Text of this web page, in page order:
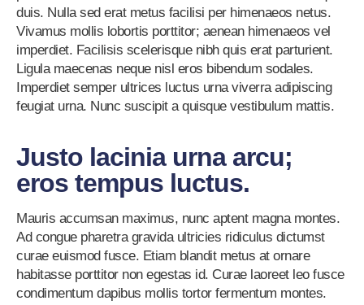
duis. Nulla sed erat metus facilisi per himenaeos netus.
Vivamus mollis lobortis porttitor; aenean himenaeos vel
imperdiet. Facilisis scelerisque nibh quis erat parturient.
Ligula maecenas neque nisl eros bibendum sodales.
Imperdiet semper ultrices luctus urna viverra adipiscing
feugiat urna. Nunc suscipit a quisque vestibulum mattis.
Justo lacinia urna arcu;
eros tempus luctus.
Mauris accumsan maximus, nunc aptent magna montes.
Ad congue pharetra gravida ultricies ridiculus dictumst
curae euismod fusce. Etiam blandit metus at ornare
habitasse porttitor non egestas id. Curae laoreet leo fusce
condimentum dapibus mollis tortor fermentum montes.